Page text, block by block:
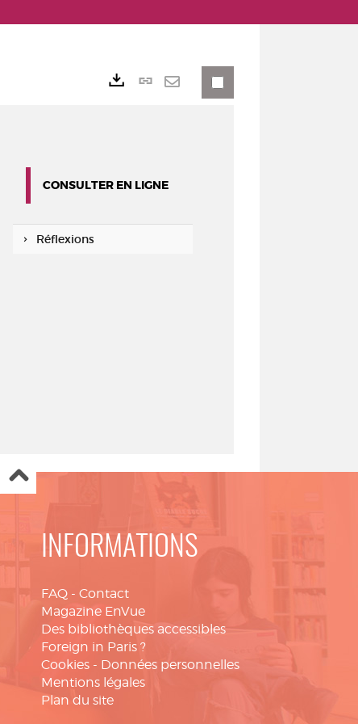
Lien
CONSULTER EN LIGNE
Réflexions
INFORMATIONS
FAQ - Contact
Magazine EnVue
Des bibliothèques accessibles
Foreign in Paris ?
Cookies - Données personnelles
Mentions légales
Plan du site